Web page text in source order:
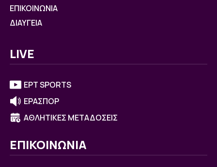
ΕΠΙΚΟΙΝΩΝΙΑ
ΔΙΑΥΓΕΙΑ
LIVE
ΕΡΤ SPORTS
ΕΡΑΣΠΟΡ
ΑΘΛΗΤΙΚΕΣ ΜΕΤΑΔΟΣΕΙΣ
ΕΠΙΚΟΙΝΩΝΙΑ